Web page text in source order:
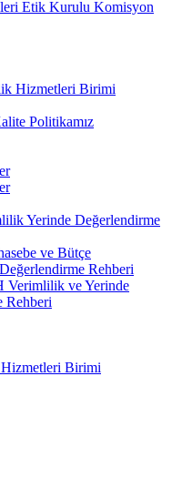
Etik Kurulu Komisyon
Hizmetleri Birimi
Politikamız
Yerinde Değerlendirme
ve Bütçe
Rehberi
ve Yerinde
Rehberi
Hizmetleri Birimi